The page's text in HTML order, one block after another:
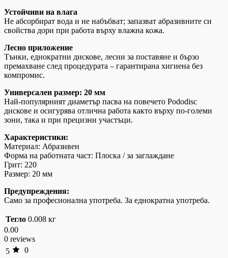
Устойчиви на влага
Не абсорбират вода и не набъбват; запазват абразивните си
свойства дори при работа върху влажна кожа.
Лесно приложение
Тънки, еднократни дискове, лесни за поставяне и бързо
премахване след процедурата – гарантирана хигиена без
компромис.
Универсален размер: 20 мм
Най-популярният диаметър пасва на повечето Pododisc
дискове и осигурява отлична работа както върху по-големи
зони, така и при прецизни участъци.
Характеристики:
Материал: Абразивен
Форма на работната част: Плоска / за заглаждане
Грит: 220
Размер: 20 мм
Предупреждения:
Само за професионална употреба. За еднократна употреба.
Тегло 0.008 кг
0.00
0 reviews
5
0